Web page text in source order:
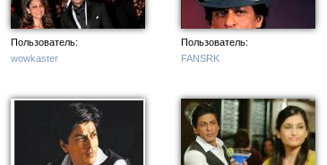
Пользователь:
wowkaster
Пользователь:
FANSRK